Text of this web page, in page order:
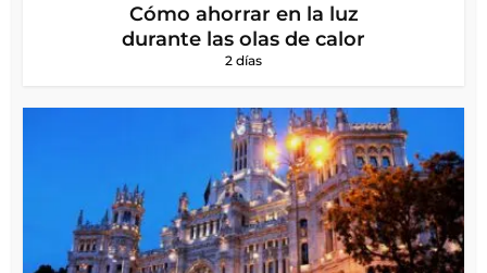
Cómo ahorrar en la luz
durante las olas de calor
2 días